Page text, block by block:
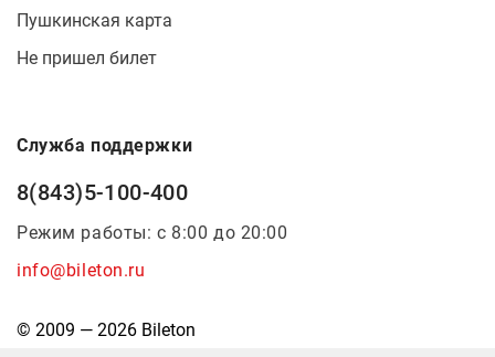
Пушкинская карта
Не пришел билет
Служба поддержки
8(843)5-100-400
Режим работы: с 8:00 до 20:00
info@bileton.ru
© 2009 — 2026 Bileton